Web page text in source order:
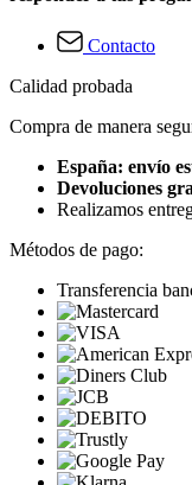
Contacto
Calidad probada
Compra de manera
España: envío
Devoluciones
Realizamos
Métodos de pago:
Transferencia